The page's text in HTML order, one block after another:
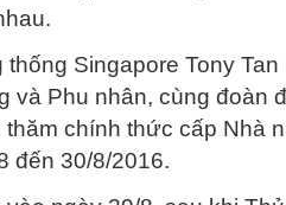
Singapore Tony
và Phu nhân, cùng đoàn
thăm chính thức cấp Nhà
đến 30/8/2016.